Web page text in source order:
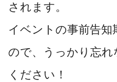
されます。
イベントの事前告知
ので、うっかり忘
ください！